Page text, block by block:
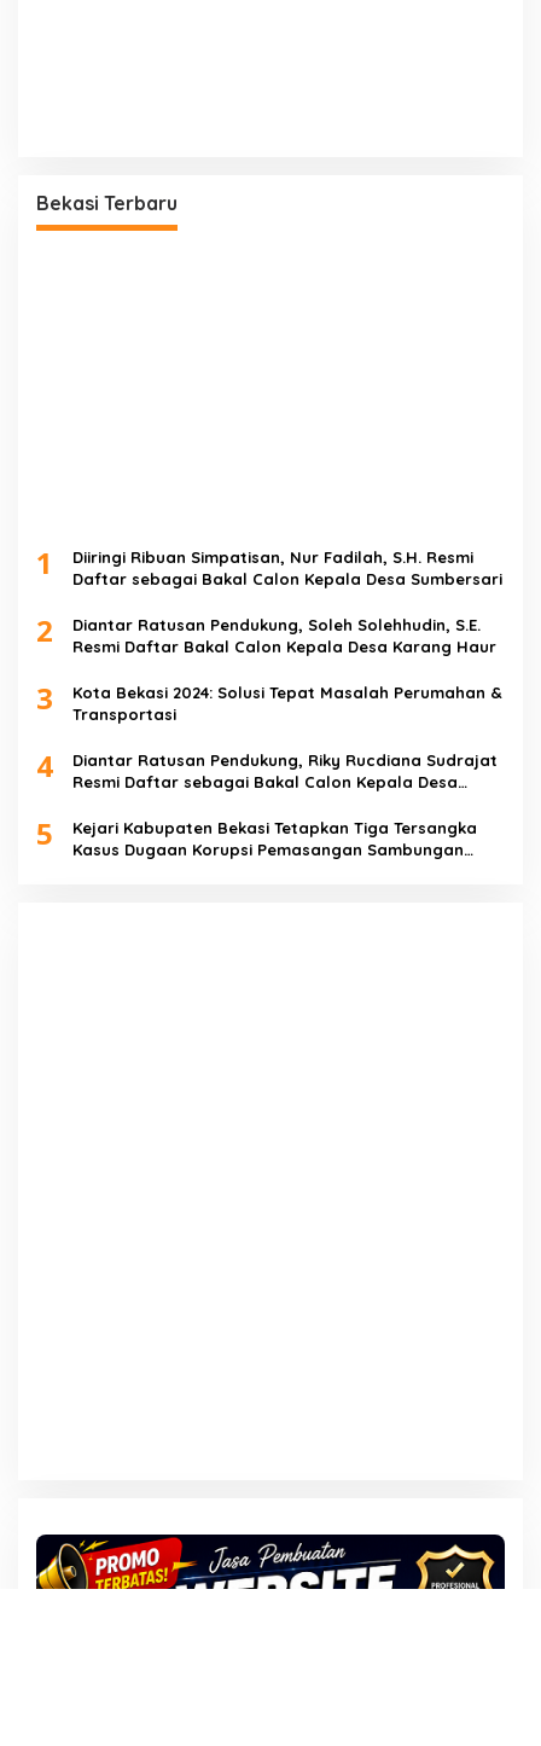
Bekasi Terbaru
1
Diiringi Ribuan Simpatisan, Nur Fadilah, S.H. Resmi
Daftar sebagai Bakal Calon Kepala Desa Sumbersari
2
Diantar Ratusan Pendukung, Soleh Solehhudin, S.E.
Resmi Daftar Bakal Calon Kepala Desa Karang Haur
3
Kota Bekasi 2024: Solusi Tepat Masalah Perumahan &
Transportasi
4
Diantar Ratusan Pendukung, Riky Rucdiana Sudrajat
Resmi Daftar sebagai Bakal Calon Kepala Desa
5
Kejari Kabupaten Bekasi Tetapkan Tiga Tersangka
Kasus Dugaan Korupsi Pemasangan Sambungan